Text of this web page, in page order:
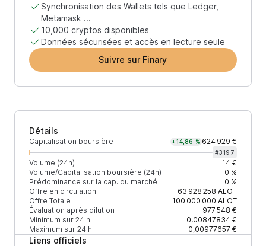
Synchronisation des Wallets tels que Ledger,
Metamask ...
10,000 cryptos disponibles
Données sécurisées et accès en lecture seule
Suivre sur Finary
Détails
Capitalisation boursière +14,86 % 624 929 €
#3197
Volume (24h)
14 €
Volume/Capitalisation boursière (24h)
0 %
Prédominance sur la cap. du marché
0 %
Offre en circulation
63 928 258 ALOT
Offre Totale
100 000 000 ALOT
Évaluation après dilution
977 548 €
Minimum sur 24 h
0,00847834 €
Maximum sur 24 h
0,00977657 €
Liens officiels